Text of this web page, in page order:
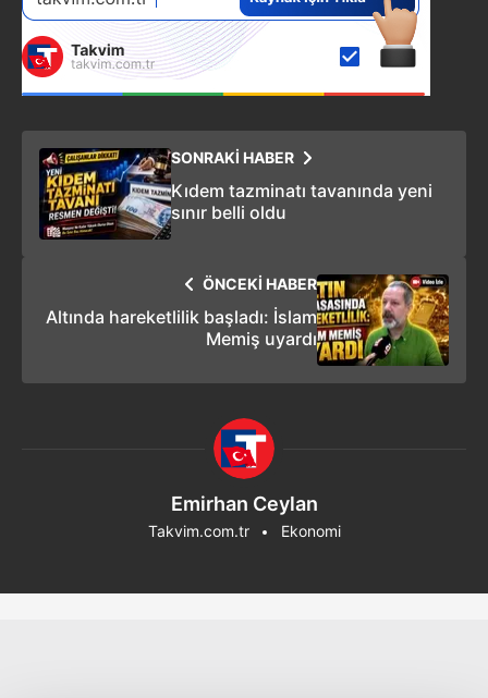
SONRAKİ HABER
Kıdem tazminatı tavanında yeni
sınır belli oldu
ÖNCEKİ HABER
Altında hareketlilik başladı: İslam
Memiş uyardı
Emirhan Ceylan
Takvim.com.tr Ekonomi